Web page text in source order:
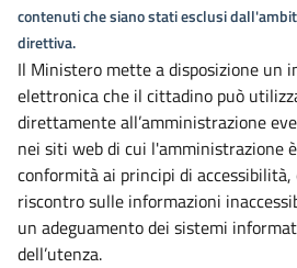
contenuti che siano stati esclusi
direttiva.
Il Ministero mette a disposizione un
elettronica che il cittadino può
direttamente all’amministrazione
nei siti web di cui l'amministrazione
conformità ai principi di accessibilità,
riscontro sulle informazioni
un adeguamento dei sistemi
dell’utenza.